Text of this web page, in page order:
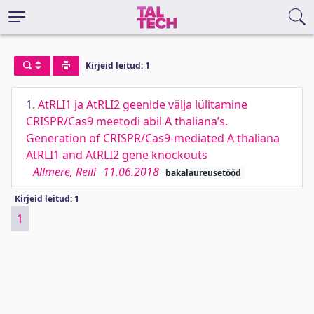
Kirjeid leitud: 1
1. AtRLI1 ja AtRLI2 geenide välja lülitamine
CRISPR/Cas9 meetodi abil A thaliana’s.
Generation of CRISPR/Cas9-mediated A thaliana
AtRLI1 and AtRLI2 gene knockouts
Allmere, Reili 11.06.2018 bakalaureusetööd
Kirjeid leitud: 1
1